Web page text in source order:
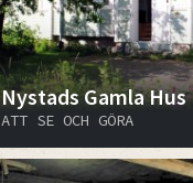
Nystads Gamla Hus
ATT SE OCH GÖRA